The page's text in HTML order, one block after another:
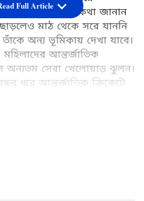
থেকে অবসরের কথা জানান
মাঠ থেকে সরে যাননি
অন্য ভূমিকায় দেখা যাবে।
আন্তর্জাতিক
অন্যতম সেরা খেলোয়াড় ঝুলন।
ধরে আন্তর্জাতিক ক্রিকেটে
Full Article